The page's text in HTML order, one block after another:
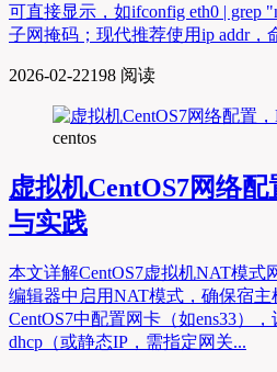
可直接显示，如ifconfig eth0 | grep
子网掩码；现代推荐使用ip addr，
2026-02-22198 阅读
centos
虚拟机CentOS7网络
与实践
本文详解CentOS7虚拟机NAT模
编辑器中启用NAT模式，确保宿
CentOS7中配置网卡（如ens33）
dhcp（或静态IP，需指定网关...